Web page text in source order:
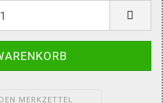
MERKZETTEL